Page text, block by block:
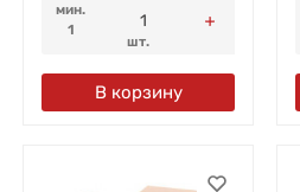
мин.
1
шт.
В корзину